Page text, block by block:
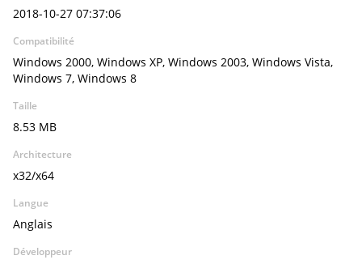
2018-10-27 07:37:06
Compatibilité
Windows 2000, Windows XP, Windows 2003, Windows Vista,
Windows 7, Windows 8
Taille
8.53 MB
Architecture
x32/x64
Langue
Anglais
Développeur